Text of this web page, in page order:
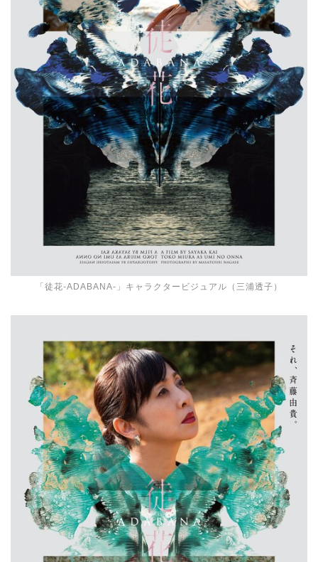
「徒花-ADABANA-」キャラクタービジュアル（三浦透子）